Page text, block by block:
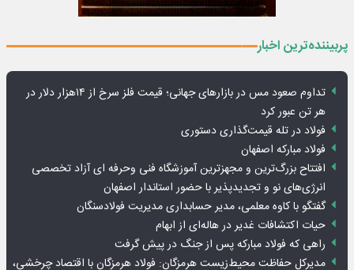
پربیننده‌ترین اخبار
تداوم صعود مس در بازارهای جهانی؛ قیمت فلز سرخ از ۱۴هزار دلار در
هر تن عبور کرد
فولاد در تله قیمت‌گذاری دستوری
فولاد مبارکه اصفهان
افتتاح بزرگ‌ترین و مجهزترین آموزشگاه فنی وحرفه ای آزاد تخصصی
انرژی‌های نو و تجدیدپذیر با حضور استاندار اصفهان
گفتگو با کاوه معلمی، مدیر حسابداری مدیریت فولادسنگان
حیات اکتشافات غدیر در هاله‌ای از ابهام
راهی که فولاد مبارکه پس از جنگ در پیش گرفت
مدیرکل حفاظت محیط‌زیست هرمزگان: فولاد هرمزگان با اقتصاد چرخشی،